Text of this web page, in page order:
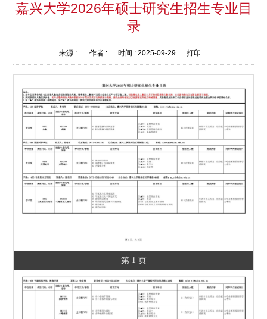
嘉兴大学2026年硕士研究生招生专业目
录
来源 : 作者 : 时间 : 2025-09-29 打印
第 1 页